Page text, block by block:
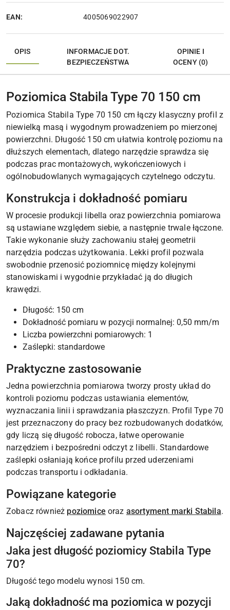
EAN: 4005069022907
OPIS
INFORMACJE DOT.
BEZPIECZEŃSTWA
OPINIE I
OCENY (0)
Poziomica Stabila Type 70 150 cm
Poziomica Stabila Type 70 150 cm łączy klasyczny profil z
niewielką masą i wygodnym prowadzeniem po mierzonej
powierzchni. Długość 150 cm ułatwia kontrolę poziomu na
dłuższych elementach, dlatego narzędzie sprawdza się
podczas prac montażowych, wykończeniowych i
ogólnobudowlanych wymagających czytelnego odczytu.
Konstrukcja i dokładność pomiaru
W procesie produkcji libella oraz powierzchnia pomiarowa
są ustawiane względem siebie, a następnie trwale łączone.
Takie wykonanie służy zachowaniu stałej geometrii
narzędzia podczas użytkowania. Lekki profil pozwala
swobodnie przenosić poziomnicę między kolejnymi
stanowiskami i wygodnie przykładać ją do długich
krawędzi.
Długość: 150 cm
Dokładność pomiaru w pozycji normalnej: 0,50 mm/m
Liczba powierzchni pomiarowych: 1
Zaślepki: standardowe
Praktyczne zastosowanie
Jedna powierzchnia pomiarowa tworzy prosty układ do
kontroli poziomu podczas ustawiania elementów,
wyznaczania linii i sprawdzania płaszczyzn. Profil Type 70
jest przeznaczony do pracy bez rozbudowanych dodatków,
gdy liczą się długość robocza, łatwe operowanie
narzędziem i bezpośredni odczyt z libelli. Standardowe
zaślepki osłaniają końce profilu przed uderzeniami
podczas transportu i odkładania.
Powiązane kategorie
Zobacz również poziomice oraz asortyment marki Stabila.
Najczęściej zadawane pytania
Jaka jest długość poziomicy Stabila Type
70?
Długość tego modelu wynosi 150 cm.
Jaką dokładność ma poziomica w pozycji